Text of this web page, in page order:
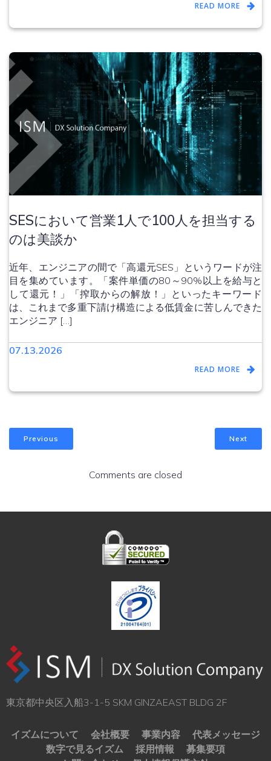
READ MORE
SESにおいて営業1人で100人を担当する
のは美談か
近年、エンジニアの間で「高還元SES」というワードが注
目を集めています。「案件単価の80～90%以上を給与と
して還元！」「搾取からの解放！」といったキーワード
は、これまで多重下請け構造による低賃金に苦しんできた
エンジニア […]
07.13.2026
READ MORE
Previous Next
Comments are closed
東京都中央区入船3-1-5 SKM GINZAEAST BLDG 2F
イズムについて 会社概要 事業内容
代表メッセージ
数字で見るイズム
採用情報
募集要項